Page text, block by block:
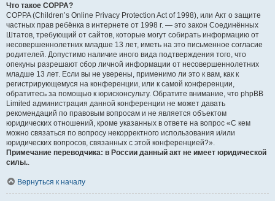
Что такое COPPA?
COPPA (Children’s Online Privacy Protection Act of 1998), или Акт о защите
частных прав ребёнка в интернете от 1998 г. — это закон Соединённых
Штатов, требующий от сайтов, которые могут собирать информацию от
несовершеннолетних младше 13 лет, иметь на это письменное согласие
родителей. Допустимо наличие иного вида подтверждения того, что
опекуны разрешают сбор личной информации от несовершеннолетних
младше 13 лет. Если вы не уверены, применимо ли это к вам, как к
регистрирующемуся на конференции, или к самой конференции,
обратитесь за помощью к юрисконсульту. Обратите внимание, что phpBB
Limited администрация данной конференции не может давать
рекомендаций по правовым вопросам и не является объектом
юридических отношений, кроме указанных в ответе на вопрос «С кем
можно связаться по вопросу некорректного использования и/или
юридических вопросов, связанных с этой конференцией?».
Примечание переводчика: в России данный акт не имеет юридической
силы.
Вернуться к началу